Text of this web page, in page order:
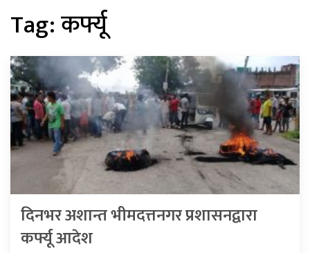
Tag:कर्फ्यू
दिनभर अशान्त भीमदत्तनगर प्रशासनद्वारा
कर्फ्यू आदेश